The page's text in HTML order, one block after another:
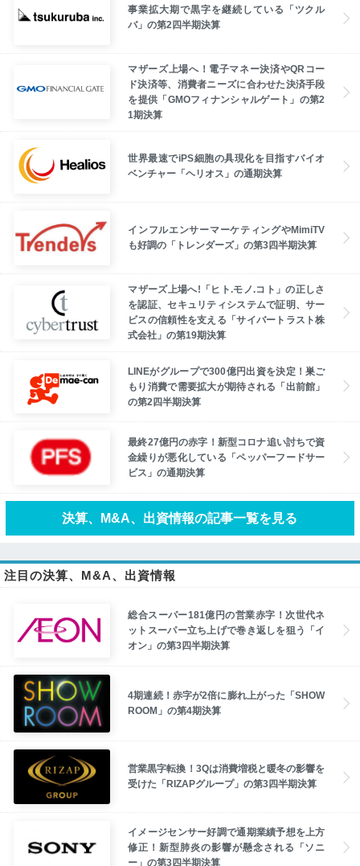
事業拡大期で黒字を継続している「ツクル
バ」の第2四半期決算
マザーズ上場へ！電子マネー決済やQRコー
ド決済等、消費者ニーズに合わせた決済手段
を提供「GMOフィナンシャルゲート」の第2
1期決算
世界最速でiPS細胞の具現化を目指すバイオ
ベンチャー「ヘリオス」の通期決算
インフルエンサーマーケティングやMimiTV
も好調の「トレンダーズ」の第3四半期決算
マザーズ上場へ!「ヒト.モノ.コト」の正しさ
を認証、セキュリティシステムで証明、サー
ビスの信頼性を支える「サイバートラスト株
式会社」の第19期決算
LINEがグループで300億円出資を決定！巣ご
もり消費で需要拡大が期待される「出前館」
の第2四半期決算
最終27億円の赤字！新型コロナ追い討ちで資
金繰りが悪化している「ペッパーフードサー
ビス」の通期決算
決算、M&A、出資情報の記事一覧を見る
注目の決算、M&A、出資情報
総合スーパー181億円の営業赤字！次世代ネ
ットスーパー立ち上げで巻き返しを狙う「イ
オン」の第3四半期決算
4期連続！赤字が2倍に膨れ上がった「SHOW
ROOM」の第4期決算
営業黒字転換！3Qは消費増税と暖冬の影響を
受けた「RIZAPグループ」の第3四半期決算
イメージセンサー好調で通期業績予想を上方
修正！新型肺炎の影響が懸念される「ソニ
ー」の第3四半期決算